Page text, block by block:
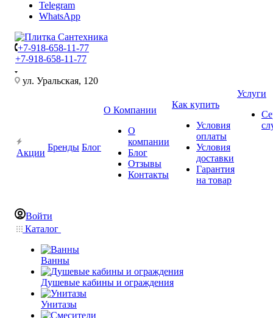
Telegram
WhatsApp
+7-918-658-11-77
+7-918-658-11-77
ул. Уральская, 120
Акции
Бренды Блог
О Компании
О
компании
Блог
Отзывы
Контакты
Как купить
Условия
оплаты
Условия
доставки
Гарантия
на товар
Услуги
Войти
Каталог
Ванны
Душевые кабины и ограждения
Унитазы